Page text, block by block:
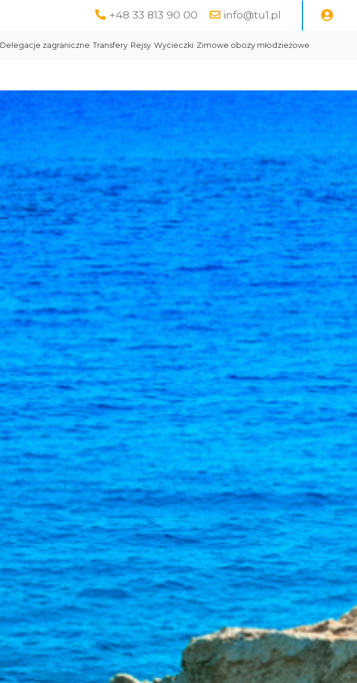
+48 33 813 90 00 info@tu1.pl
Delegacje zagraniczne Transfery Rejsy Wycieczki Zimowe obozy młodzieżowe